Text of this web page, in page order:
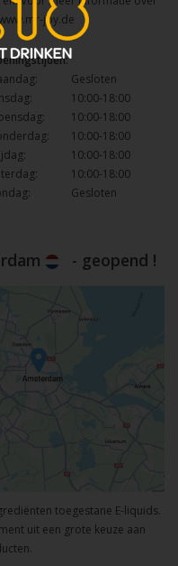
joy.de
Gesloten
10:00-18:00
10:00-18:00
10:00-18:00
10:00-18:00
10:00-18:00
Gesloten
- geopend !
toegestane E-liquids.
uit een grote keuze aan